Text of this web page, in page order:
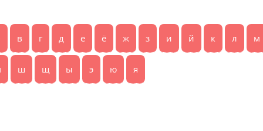
в г д е ё ж з и й к л м
ш щ ы э ю я